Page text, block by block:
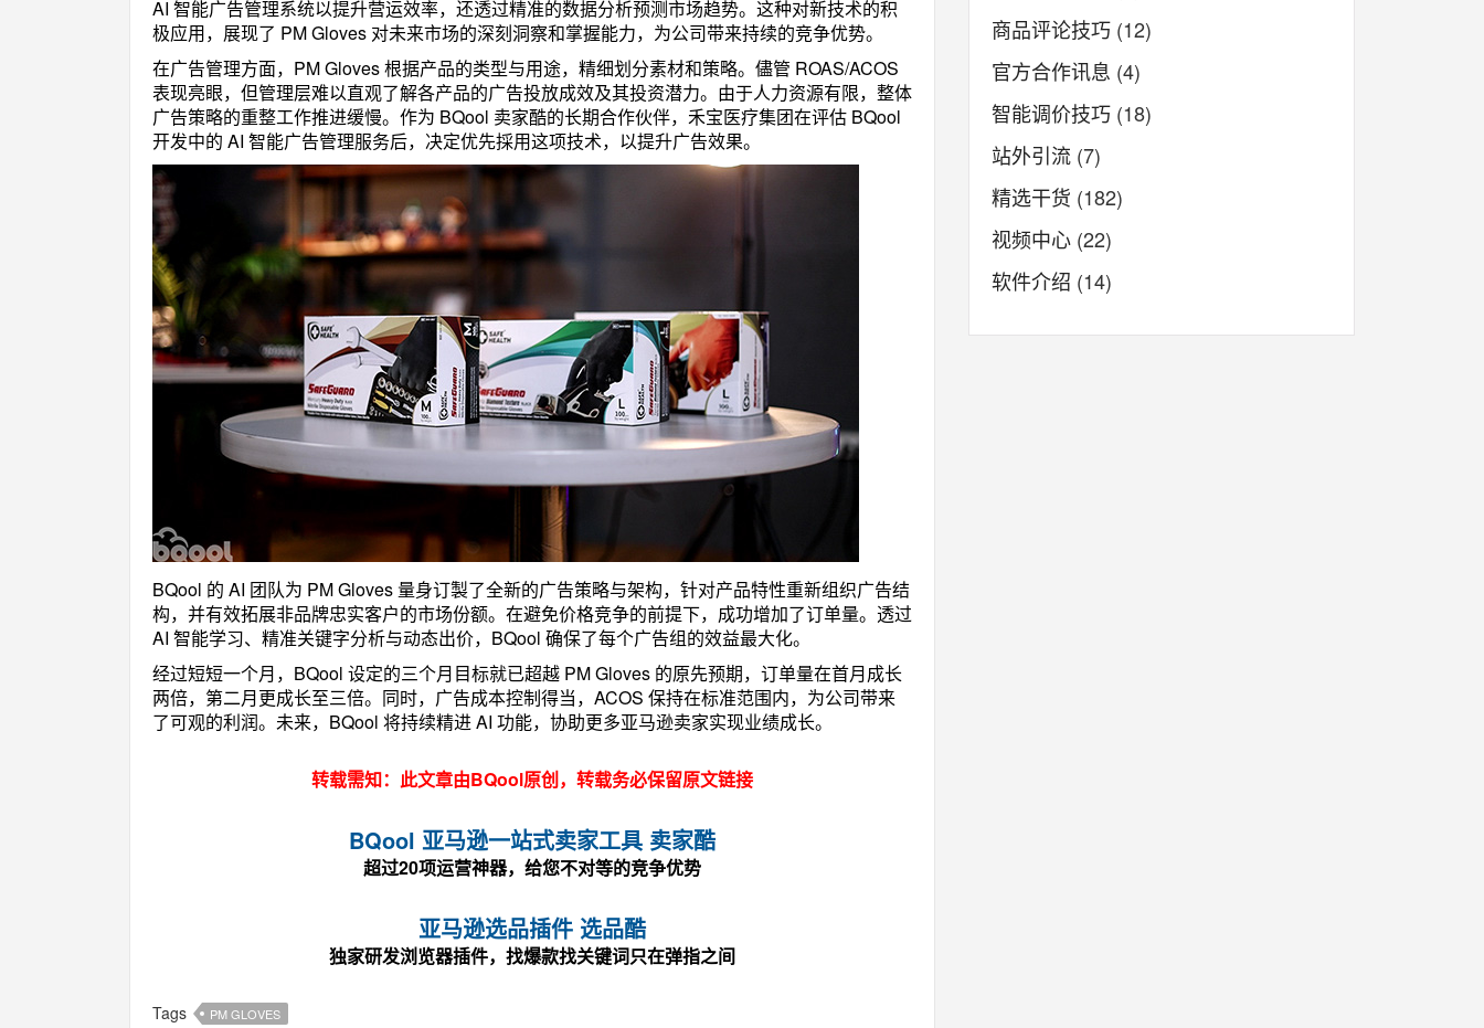
AI 智能广告管理系统以提升营运效率，还透过精准的数据分析预测市场趋势。这种对新技术的积
极应用，展现了 PM Gloves 对未来市场的深刻洞察和掌握能力，为公司带来持续的竞争优势。
在广告管理方面，PM Gloves 根据产品的类型与用途，精细划分素材和策略。儘管 ROAS/ACOS
表现亮眼，但管理层难以直观了解各产品的广告投放成效及其投资潜力。由于人力资源有限，整体
广告策略的重整工作推进缓慢。作为 BQool 卖家酷的长期合作伙伴，禾宝医疗集团在评估 BQool
开发中的 AI 智能广告管理服务后，决定优先採用这项技术，以提升广告效果。
BQool 的 AI 团队为 PM Gloves 量身订製了全新的广告策略与架构，针对产品特性重新组织广告结
构，并有效拓展非品牌忠实客户的市场份额。在避免价格竞争的前提下，成功增加了订单量。透过
AI 智能学习、精准关键字分析与动态出价，BQool 确保了每个广告组的效益最大化。
经过短短一个月，BQool 设定的三个月目标就已超越 PM Gloves 的原先预期，订单量在首月成长
两倍，第二月更成长至三倍。同时，广告成本控制得当，ACOS 保持在标准范围内，为公司带来
了可观的利润。未来，BQool 将持续精进 AI 功能，协助更多亚马逊卖家实现业绩成长。
转载需知：此文章由BQool原创，转载务必保留原文链接
BQool 亚马逊一站式卖家工具 卖家酷
超过20项运营神器，给您不对等的竞争优势
亚马逊选品插件 选品酷
独家研发浏览器插件，找爆款找关键词只在弹指之间
Tags PM GLOVES
商品评论技巧 (12)
官方合作讯息 (4)
智能调价技巧 (18)
站外引流 (7)
精选干货 (182)
视频中心 (22)
软件介绍 (14)